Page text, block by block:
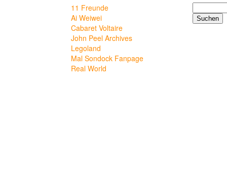
11 Freunde
Ai Weiwei
Cabaret Voltaire
John Peel Archives
Legoland
Mal Sondock Fanpage
Real World
Suchen
nach: